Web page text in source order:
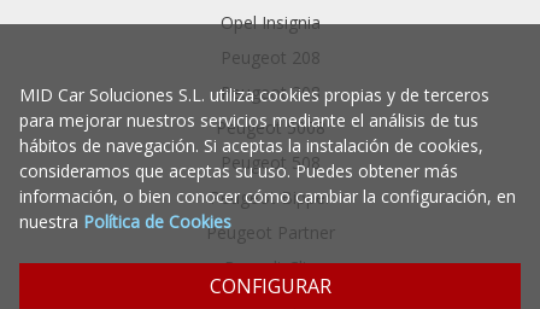
Opel Insignia
Peugeot 208
Peugeot 308
Peugeot 5008
Peugeot 508
Peugeot Bipper
Peugeot Partner
Renault Clio
MID Car Soluciones S.L. utiliza cookies propias y de terceros
para mejorar nuestros servicios mediante el análisis de tus
hábitos de navegación. Si aceptas la instalación de cookies,
consideramos que aceptas su uso. Puedes obtener más
información, o bien conocer cómo cambiar la configuración, en
nuestra Política de Cookies
CONFIGURAR